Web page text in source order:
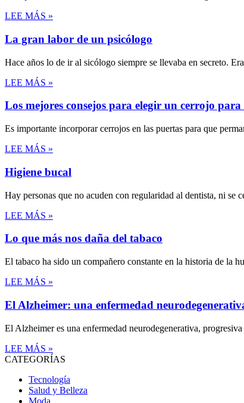
LEE MÁS »
La gran labor de un psicólogo
Hace años lo de ir al sicólogo siempre se llevaba en secreto.
LEE MÁS »
Los mejores consejos para elegir un cerrojo
Es importante incorporar cerrojos en las puertas para que
LEE MÁS »
Higiene bucal
Hay personas que no acuden con regularidad al dentista, ni se
LEE MÁS »
Lo que más nos daña del tabaco
El tabaco ha sido un compañero constante en la historia de la
LEE MÁS »
El Alzheimer: una enfermedad
El Alzheimer es una enfermedad neurodegenerativa,
LEE MÁS »
CATEGORÍAS
Tecnología
Salud y Belleza
Moda